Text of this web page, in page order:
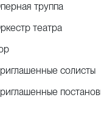
труппа
театра
солисты